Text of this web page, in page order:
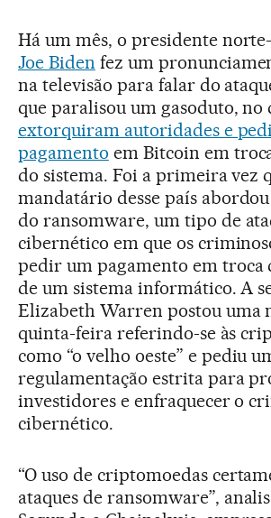
Há um mês, o presidente
Joe Biden fez um
na televisão para falar do
que paralisou um gasoduto, no
extorquiram autoridades e
pagamento em Bitcoin em
do sistema. Foi a primeira vez
mandatário desse país
do ransomware, um tipo de
cibernético em que os
pedir um pagamento em troca
de um sistema informático. A
Elizabeth Warren postou uma
quinta-feira referindo-se às
como “o velho oeste” e pediu
regulamentação estrita para
investidores e enfraquecer o
cibernético.
“O uso de criptomoedas
ataques de ransomware”,